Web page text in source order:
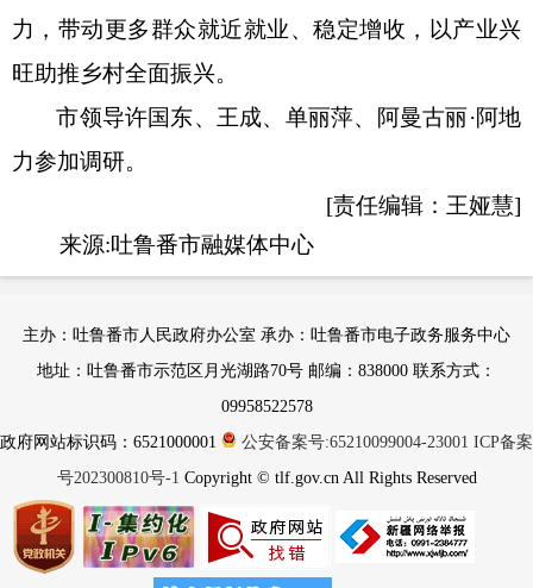
力，带动更多群众就近就业、稳定增收，以产业兴
旺助推乡村全面振兴。
市领导许国东、王成、单丽萍、阿曼古丽·阿地
力参加调研。
[责任编辑：王娅慧]
来源:吐鲁番市融媒体中心
主办：吐鲁番市人民政府办公室 承办：吐鲁番市电子政务服务中心
地址：吐鲁番市示范区月光湖路70号 邮编：838000 联系方式：
09958522578
政府网站标识码：6521000001
公安备案号:65210099004-23001 ICP备案
号202300810号-1 Copyright © tlf.gov.cn All Rights Reserved